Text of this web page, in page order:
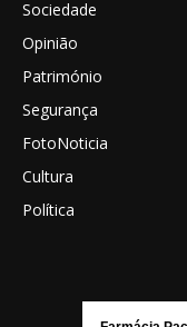
Sociedade
Opinião
Património
Segurança
FotoNoticia
Cultura
Política